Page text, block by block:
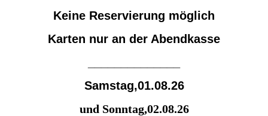
Keine Reservierung möglich
Karten nur an der Abendkasse
Samstag,01.08.26
und Sonntag,02.08.26